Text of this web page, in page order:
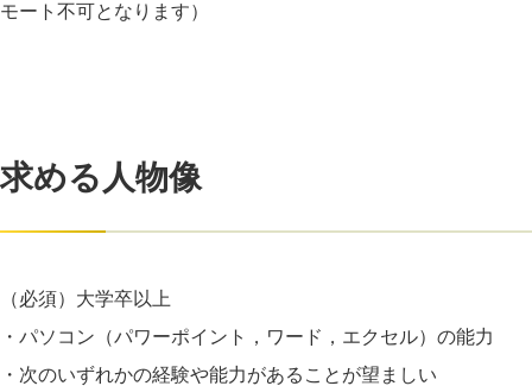
モート不可となります）
求める人物像
（必須）大学卒以上
・パソコン（パワーポイント，ワード，エクセル）の能力
・次のいずれかの経験や能力があることが望ましい